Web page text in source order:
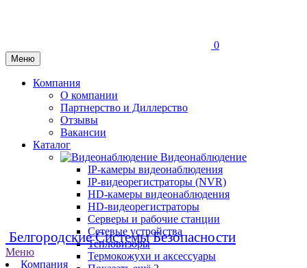
0
Меню
Компания
О компании
Партнерство и Диллерство
Отзывы
Вакансии
Каталог
Видеонаблюдение
IP-камеры видеонаблюдения
IP-видеорегистраторы (NVR)
HD-камеры видеонаблюдения
HD-видеорегистраторы
Серверы и рабочие станции
Сетевые устройства
Тепловизоры
Термокожухи и аксессуары
Белгородские Системы Безопасности
Меню
Компания